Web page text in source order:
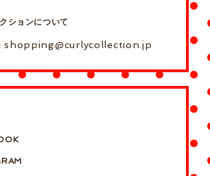
ションについて
:shopping@curlycollection.jp